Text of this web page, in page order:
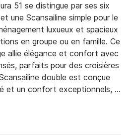
51 se distingue par ses six
une Scansailine simple pour le
luxueux et spacieux
en groupe ou en famille. Ce
allie élégance et confort avec
parfaits pour des croisières
double est conçue
et un confort exceptionnels,
sans empiéter sur l'espace